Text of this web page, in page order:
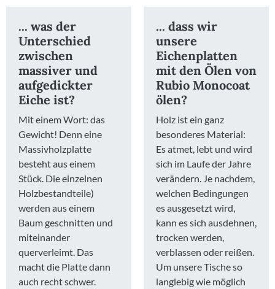
... was der
Unterschied
zwischen
massiver und
aufgedickter
Eiche ist?
Mit einem Wort: das
Gewicht! Denn eine
Massivholzplatte
besteht aus einem
Stück. Die einzelnen
Holzbestandteile)
werden aus einem
Baum geschnitten und
miteinander
querverleimt. Das
macht die Platte dann
auch recht schwer.
... dass wir
unsere
Eichenplatten
mit den Ölen von
Rubio Monocoat
ölen?
Holz ist ein ganz
besonderes Material:
Es atmet, lebt und wird
sich im Laufe der Jahre
verändern. Je nachdem,
welchen Bedingungen
es ausgesetzt wird,
kann es sich ausdehnen,
trocken werden,
verblassen oder reißen.
Um unsere Tische so
langlebig wie möglich